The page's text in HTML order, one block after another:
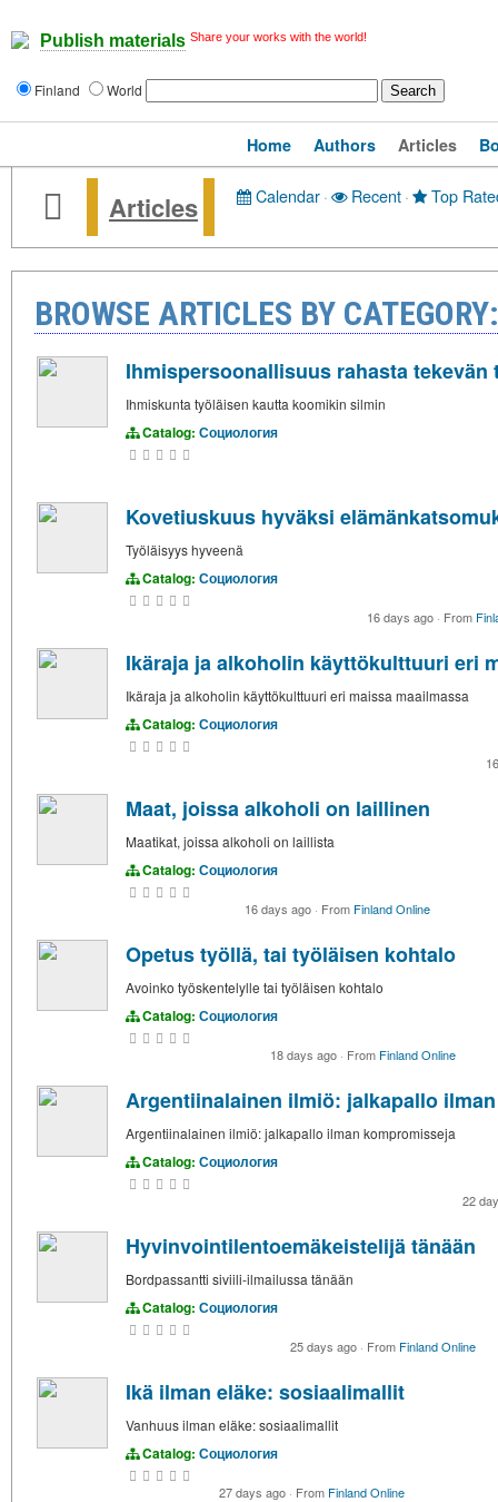
Publish materials Share your works with the world!
Finland World
Home Authors Articles
Articles Calendar· Recent· Top
BROWSE ARTICLES BY
Ihmispersoonallisuus rahasta
Ihmiskunta työläisen kautta koomikin silmin
Catalog: Социология
Kovetiuskuus hyväksi
Työläisyys hyveenä
Catalog: Социология
16 days ago · From
Ikäraja ja alkoholin käyttökulttuuri eri
Ikäraja ja alkoholin käyttökulttuuri eri maissa maailmassa
Catalog: Социология
Maat, joissa alkoholi on laillinen
Maatikat, joissa alkoholi on laillista
Catalog: Социология
16 days ago · From Finland Online
Opetus työllä, tai työläisen kohtalo
Avoinko työskentelylle tai työläisen kohtalo
Catalog: Социология
18 days ago · From Finland Online
Argentiinalainen ilmiö: jalkapallo
Argentiinalainen ilmiö: jalkapallo ilman kompromisseja
Catalog: Социология
22
Hyvinvointilentoemäkeistelijä tänään
Bordpassantti siviili-ilmailussa tänään
Catalog: Социология
25 days ago · From Finland Online
Ikä ilman eläke: sosiaalimallit
Vanhuus ilman eläke: sosiaalimallit
Catalog: Социология
27 days ago · From Finland Online